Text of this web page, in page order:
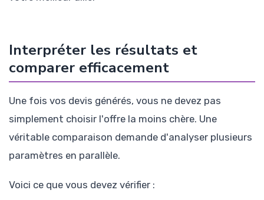
Interpréter les résultats et
comparer efficacement
Une fois vos devis générés, vous ne devez pas
simplement choisir l'offre la moins chère. Une
véritable comparaison demande d'analyser plusieurs
paramètres en parallèle.
Voici ce que vous devez vérifier :